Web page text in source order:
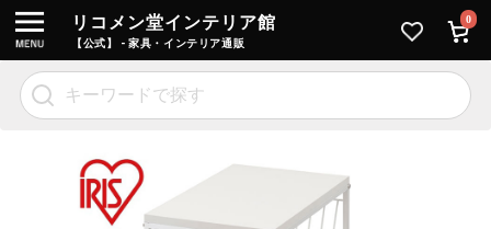
リコメン堂インテリア館
【公式】 - 家具・インテリア通販
0